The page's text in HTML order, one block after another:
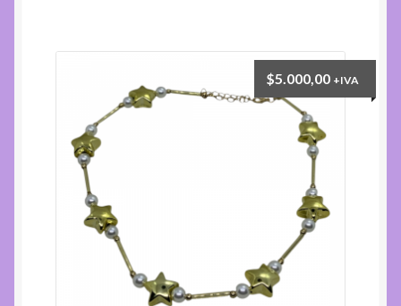
$5.000,00 +IVA